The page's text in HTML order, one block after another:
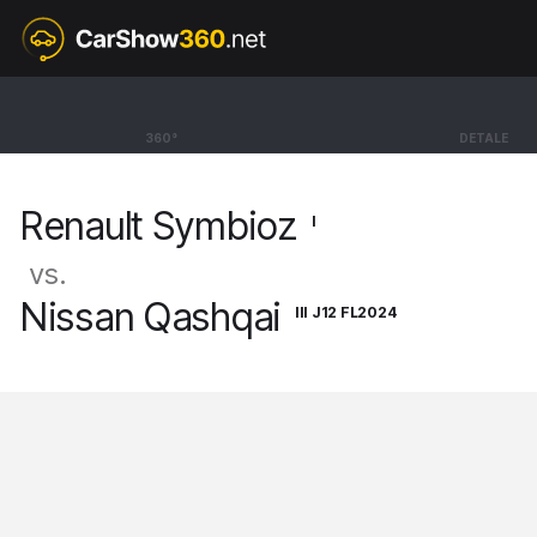
360° DETALE
Renault Symbioz
Renault Symbioz I
vs.
Nissan Qashqai III J12 FL2024